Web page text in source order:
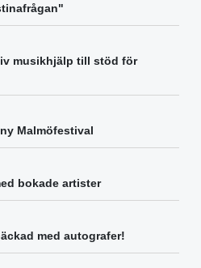
musikhjälp till stöd för
Malmöfestival
bokade artister
med autografer!